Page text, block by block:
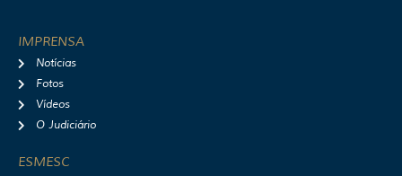
IMPRENSA
Notícias
Fotos
Vídeos
O Judiciário
ESMESC